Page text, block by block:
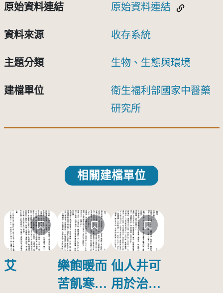
原始資料連結 原始資料連結
資料來源 收存系統
主題分類 生物、生態與環境
建檔單位
衛生福利部國家中醫藥
研究所
相關建檔單位
艾
樂飽暖而
苦飢寒，
仙人井可
用於治療